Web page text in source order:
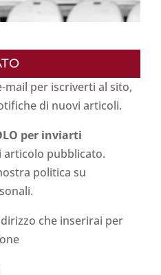
mail per iscriverti al sito,
di nuovi articoli.
per inviarti
articolo pubblicato.
politica su
.
che inserirai per